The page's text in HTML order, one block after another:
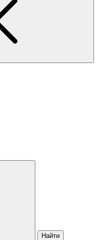
Найти